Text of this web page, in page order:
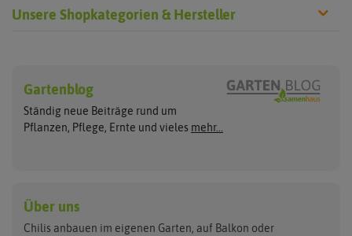
Unsere Shopkategorien & Hersteller
Wilde Sorten
Asiatische Sorten
Jalapenosamen
Habanerosamen
Asien Chilipflanzen
Habaneropflanzen
Jalapenopflanzen
Arche Noah
ASB Greenworld
Buzzy Seeds
Carl Pabst
Culinaris - Saatgut für
De Bolster Bio-Samen
Gusta Garden
Gartenblog
Ständig neue Beiträge rund um
Pflanzen, Pflege, Ernte und vieles mehr...
Über uns
Chilis anbauen im eigenen Garten, auf Balkon oder